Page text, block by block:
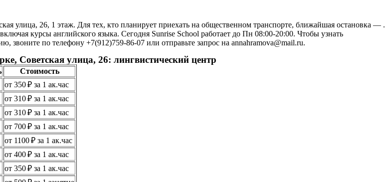
улица, 26, 1 этаж. Для тех, кто планирует приехать на общественном транспорте, ближайшая остановка — .
курсы английского языка. Сегодня Sunrise School работает до Пн 08:00-20:00. Чтобы узнать
по телефону +7(912)759-86-07 или отправьте запрос на annahramova@mail.ru.
Советская улица, 26: лингвистический центр
Стоимость
от 350 ₽ за 1 ак.час
от 310 ₽ за 1 ак.час
от 310 ₽ за 1 ак.час
от 700 ₽ за 1 ак.час
от 1100 ₽ за 1 ак.час
от 400 ₽ за 1 ак.час
от 350 ₽ за 1 ак.час